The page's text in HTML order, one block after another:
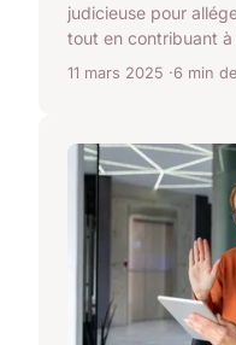
judicieuse pour
tout en contribuant à
11 mars 2025 6 min